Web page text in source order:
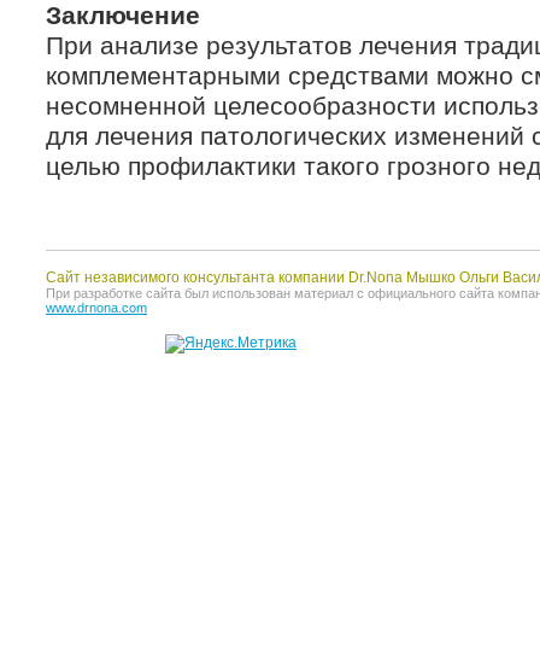
Заключение
При анализе результатов лечения
комплементарными средствами можно
несомненной целесообразности
для лечения патологических изменений
целью профилактики такого грозного
Сайт независимого консультанта компании Dr.Nona Мышко Ольги
При разработке сайта был использован материал с официального сайта
www.drnona.com